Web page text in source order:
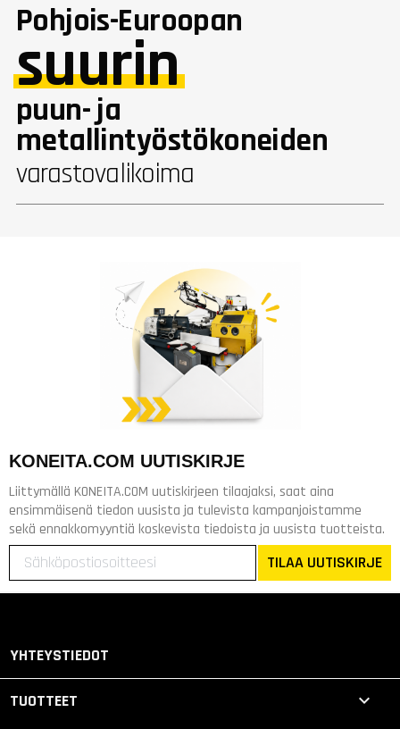
Pohjois-Euroopan
suurin
puun- ja
metallintyöstökoneiden
varastovalikoima
KONEITA.COM UUTISKIRJE
Liittymällä KONEITA.COM uutiskirjeen tilaajaksi, saat aina
ensimmäisenä tiedon uusista ja tulevista kampanjoistamme
sekä ennakkomyyntiä koskevista tiedoista ja uusista tuotteista.
TILAA UUTISKIRJE
YHTEYSTIEDOT
TUOTTEET 